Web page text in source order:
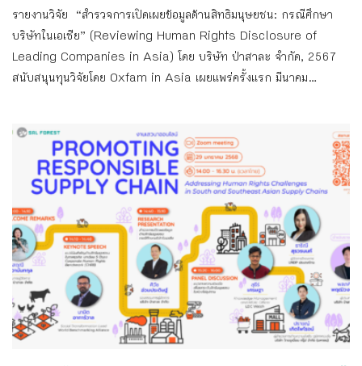
รายงานวิจัย “สำรวจการเปิดเผยข้อมูลด้านสิทธิมนุษยชน: กรณีศึกษา
บริษัทในเอเชีย” (Reviewing Human Rights Disclosure of
Leading Companies in Asia) โดย บริษัท ป่าสาละ จำกัด, 2567
สนับสนุนทุนวิจัยโดย Oxfam in Asia เผยแพร่ครั้งแรก มีนาคม...